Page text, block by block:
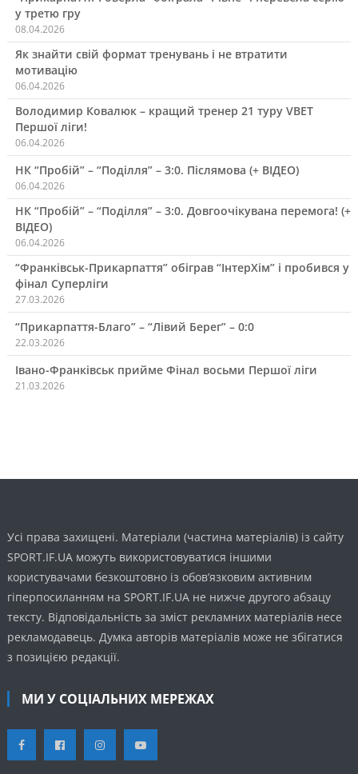
у третю гру
08.04.2026
Як знайти свій формат тренувань і не втратити
мотивацію
06.04.2026
Володимир Ковалюк – кращий тренер 21 туру VBET
Першої ліги!
06.04.2026
НК “Пробій” – “Поділля” – 3:0. Післямова (+ ВІДЕО)
06.04.2026
НК “Пробій” – “Поділля” – 3:0. Довгоочікувана перемога! (+
ВІДЕО)
06.04.2026
“Франківськ-Прикарпаття” обіграв “ІнтерХім” і пробився у
фінал Суперліги
27.03.2026
“Прикарпаття-Благо” – “Лівий Берег” – 0:0
22.03.2026
Івано-Франківськ прийме Фінал восьми Першої ліги
21.03.2026
Усі права захищені. Матеріали (частина матеріалів) із сайту
SPORT.IF.UA можуть використовуватися іншими
користувачами безкоштовно із обов’язковим активним
гіперпосиланням на SPORT.IF.UA не нижче другого абзацу
тексту. Відповідальність за зміст рекламних матеріалів несе
рекламодавець. Думка авторів матеріалів може не збігатися
з позицією редакції.
МИ У СОЦІАЛЬНИХ МЕРЕЖАХ